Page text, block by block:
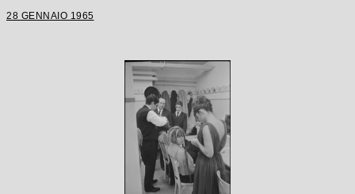
28 GENNAIO 1965